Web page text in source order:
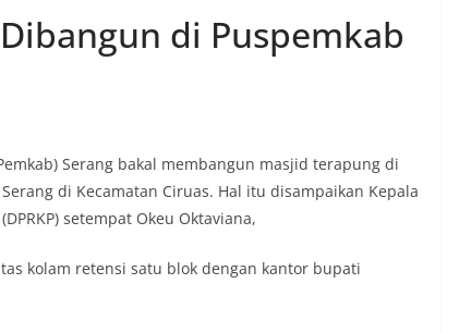
di Puspemkab
Serang bakal membangun masjid terapung di
di Kecamatan Ciruas. Hal itu disampaikan Kepala
setempat Okeu Oktaviana,
kolam retensi satu blok dengan kantor bupati